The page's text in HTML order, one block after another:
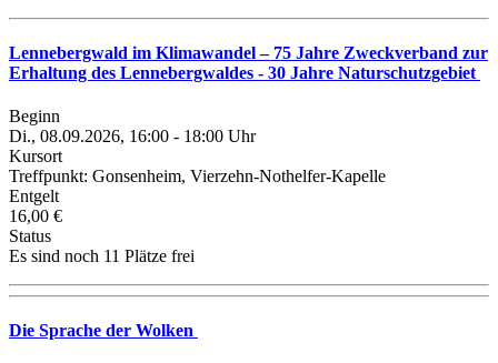
Lennebergwald im Klimawandel – 75 Jahre Zweckverband zur
Erhaltung des Lennebergwaldes - 30 Jahre Naturschutzgebiet
Beginn
Di., 08.09.2026, 16:00 - 18:00 Uhr
Kursort
Treffpunkt: Gonsenheim, Vierzehn-Nothelfer-Kapelle
Entgelt
16,00 €
Status
Es sind noch 11 Plätze frei
Die Sprache der Wolken